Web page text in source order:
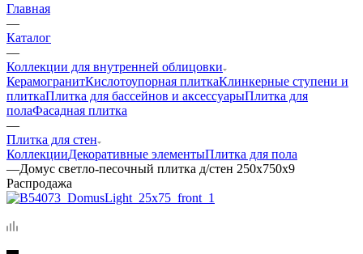
Главная
—
Каталог
—
Коллекции для внутренней облицовки
КерамогранитКислотоупорная плиткаКлинкерные ступени и
плиткаПлитка для бассейнов и аксессуарыПлитка для
полаФасадная плитка
—
Плитка для стен
КоллекцииДекоративные элементыПлитка для пола
—Домус светло-песочный плитка д/стен 250x750x9
Распродажа